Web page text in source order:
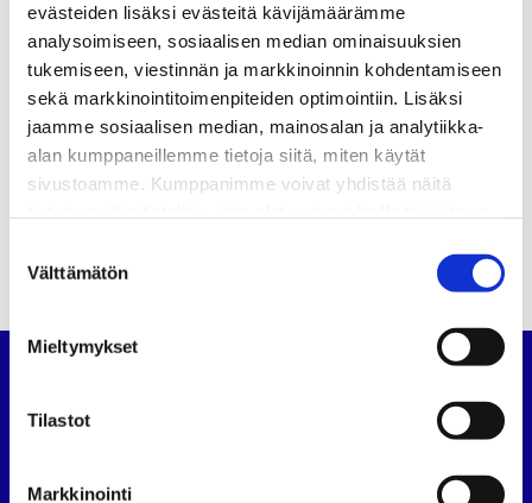
evästeiden lisäksi evästeitä kävijämäärämme
analysoimiseen, sosiaalisen median ominaisuuksien
tukemiseen, viestinnän ja markkinoinnin kohdentamiseen
sekä markkinointitoimenpiteiden optimointiin. Lisäksi
jaamme sosiaalisen median, mainosalan ja analytiikka-
alan kumppaneillemme tietoja siitä, miten käytät
sivustoamme. Kumppanimme voivat yhdistää näitä
valinta
Välttämätön
Mieltymykset
Tilastot
Markkinointi
KATEGORIAT
Uutiset
Artikkelien
selaus
Suomen Autolehti 6/2015 ilmestyy maanantaina 1.6.2015
SATL:n lankaliittymä toimii taas